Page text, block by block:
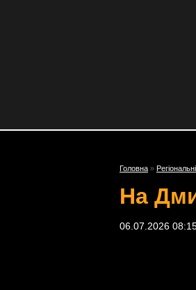
Головна »
На
06.07.2026